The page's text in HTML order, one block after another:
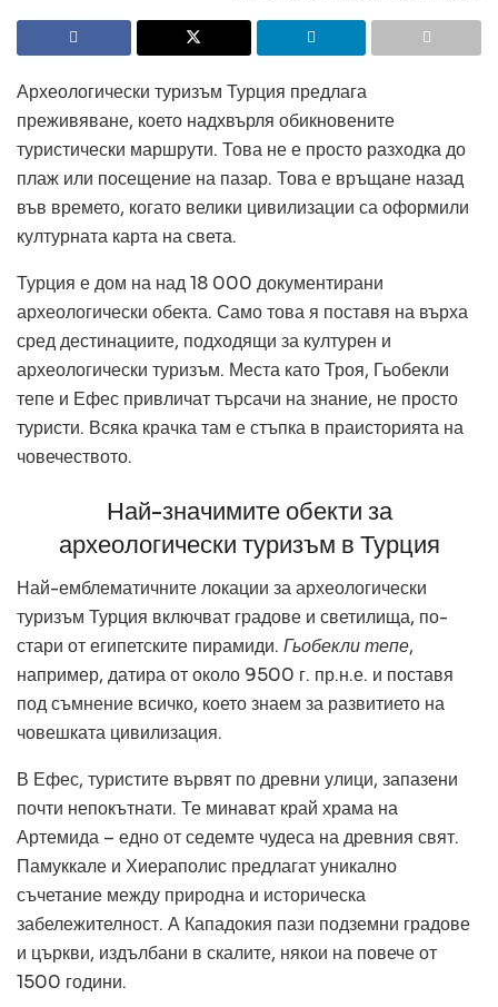
Археологически туризъм Турция предлага
преживяване, което надхвърля обикновените
туристически маршрути. Това не е просто разходка до
плаж или посещение на пазар. Това е връщане назад
във времето, когато велики цивилизации са оформили
културната карта на света.
Турция е дом на над 18 000 документирани
археологически обекта. Само това я поставя на върха
сред дестинациите, подходящи за културен и
археологически туризъм. Места като Троя, Гьобекли
тепе и Ефес привличат търсачи на знание, не просто
туристи. Всяка крачка там е стъпка в праисторията на
човечеството.
Най-значимите обекти за
археологически туризъм в Турция
Най-емблематичните локации за археологически
туризъм Турция включват градове и светилища, по-
стари от египетските пирамиди. Гьобекли тепе,
например, датира от около 9500 г. пр.н.е. и поставя
под съмнение всичко, което знаем за развитието на
човешката цивилизация.
В Ефес, туристите вървят по древни улици, запазени
почти непокътнати. Те минават край храма на
Артемида – едно от седемте чудеса на древния свят.
Памуккале и Хиераполис предлагат уникално
съчетание между природна и историческа
забележителност. А Кападокия пази подземни градове
и църкви, издълбани в скалите, някои на повече от
1500 години.